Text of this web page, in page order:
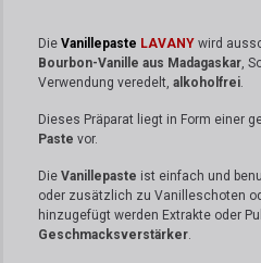
Die Vanillepaste LAVANY wird
Bourbon-Vanille aus Madagaskar,
Verwendung veredelt, alkoholfrei.
Dieses Präparat liegt in Form einer
Paste vor.
Die Vanillepaste ist einfach und
oder zusätzlich zu Vanilleschoten
hinzugefügt werden Extrakte oder
Geschmacksverstärker.